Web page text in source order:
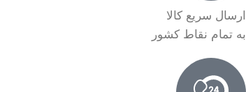
ارسال سریع کالا
به تمام نقاط کشور